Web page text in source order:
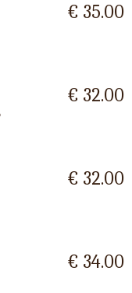
€ 35.00
€ 32.00
€ 32.00
€ 34.00